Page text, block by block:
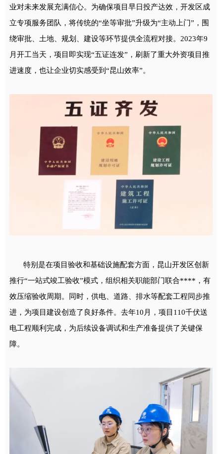
业对未来发展充满信心。为确保项目早日投产达效，开发区成
立专项服务团队，将传统的“坐等审批”升级为“主动上门”，围
绕审批、土地、规划、建设等环节提供全流程对接。2023年9
月开工当天，项目即实现“五证连发”，刷新了重大外资项目推
进速度，也让企业切实感受到“昆山效率”。
特别是在项目验收和基础设施配套方面，昆山开发区创新
推行“一站式竣工验收”模式，组织相关职能部门联合****，有
效压缩验收周期。同时，供电、道路、排水等配套工程同步推
进，为项目建设创造了良好条件。去年10月，项目110千伏送
电工程顺利完成，为后续设备调试和生产准备提供了关键保
障。